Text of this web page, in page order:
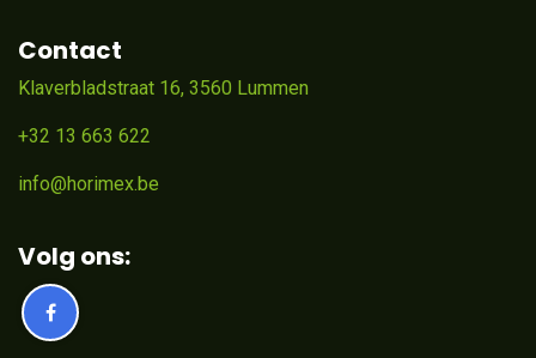
Contact
Klaverbladstraat 16, 3560 Lummen
+32 13 663 622
info@horimex.be
Volg ons: